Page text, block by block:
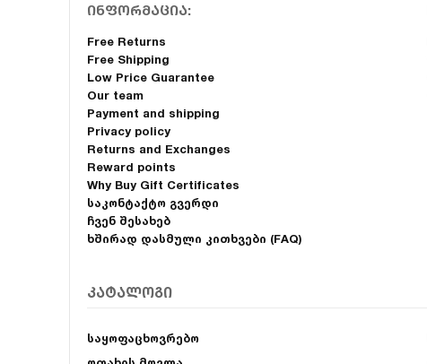
ინფორმაცია:
Free Returns
Free Shipping
Low Price Guarantee
Our team
Payment and shipping
Privacy policy
Returns and Exchanges
Reward points
Why Buy Gift Certificates
საკონტაქტო გვერდი
ჩვენ შესახებ
ხშირად დასმული კითხვები (FAQ)
კატალოგი
საყოფაცხოვრებო